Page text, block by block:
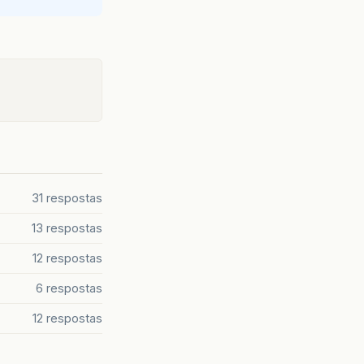
,
31 respostas
13 respostas
12 respostas
6 respostas
12 respostas